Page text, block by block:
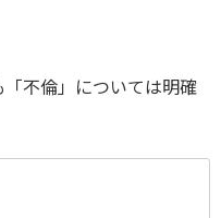
不倫」については明確